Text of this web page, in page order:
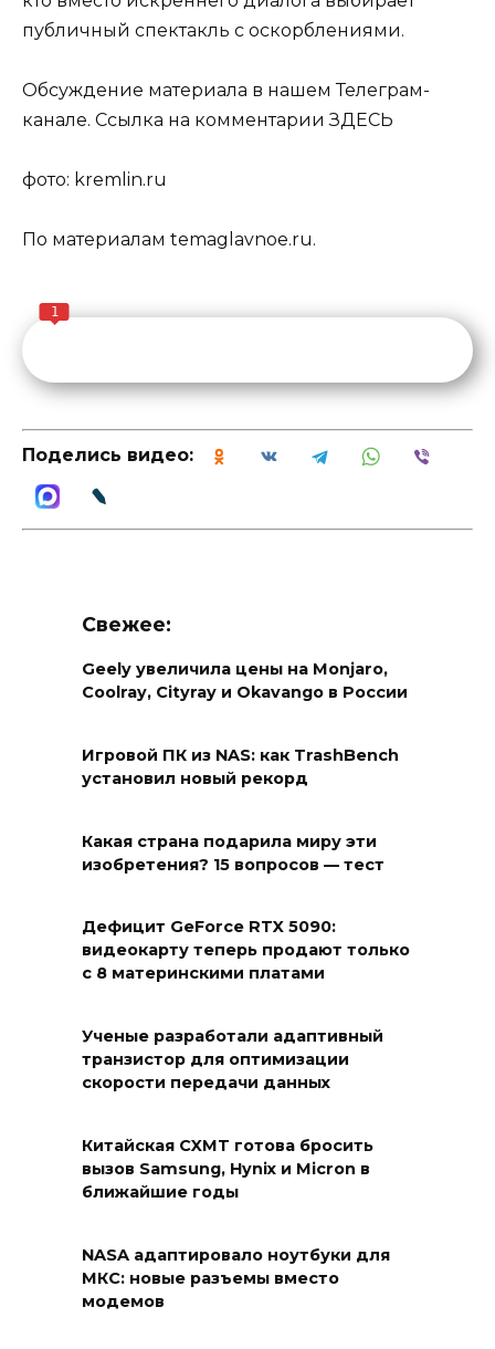
публичный спектакль с оскорблениями.
Обсуждение материала в нашем Телеграм-
канале. Ссылка на комментарии ЗДЕСЬ
фото: kremlin.ru
По материалам temaglavnoe.ru.
1
Поделись видео:
Свежее:
Geely увеличила цены на Monjaro,
Coolray, Cityray и Okavango в России
Игровой ПК из NAS: как TrashBench
установил новый рекорд
Какая страна подарила миру эти
изобретения? 15 вопросов — тест
Дефицит GeForce RTX 5090:
видеокарту теперь продают только
с 8 материнскими платами
Ученые разработали адаптивный
транзистор для оптимизации
скорости передачи данных
Китайская CXMT готова бросить
вызов Samsung, Hynix и Micron в
ближайшие годы
NASA адаптировало ноутбуки для
МКС: новые разъемы вместо
модемов